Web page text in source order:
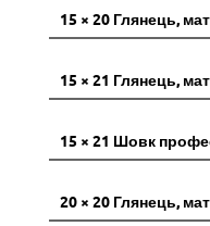
15 × 20 Глянець,
15 × 21 Глянець,
15 × 21 Шовк
20 × 20 Глянець,